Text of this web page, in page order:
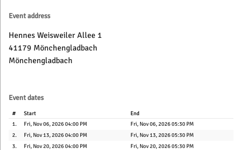
Event address
Hennes Weisweiler Allee 1
41179 Mönchengladbach
Mönchengladbach
Event dates
# Start
End
1.
Fri, Nov 06, 2026 04:00 PM
Fri, Nov 06, 2026 05:30 PM
2.
Fri, Nov 13, 2026 04:00 PM
Fri, Nov 13, 2026 05:30 PM
3.
Fri, Nov 20, 2026 04:00 PM
Fri, Nov 20, 2026 05:30 PM